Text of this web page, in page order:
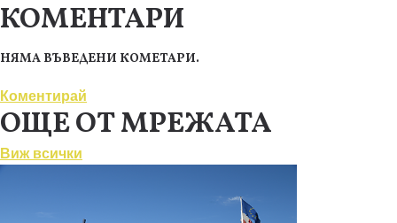
КОМЕНТАРИ
НЯМА ВЪВЕДЕНИ КОМЕТАРИ.
Коментирай
ОЩЕ ОТ МРЕЖАТА
Виж всички